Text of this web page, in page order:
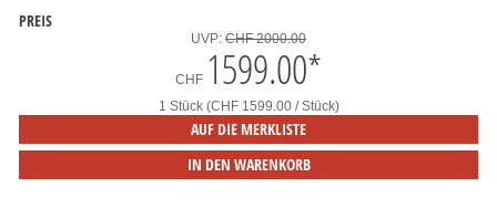
PREIS
UVP: CHF 2000.00
CHF 1599.00*
1 Stück (CHF 1599.00 / Stück)
AUF DIE MERKLISTE
IN DEN WARENKORB